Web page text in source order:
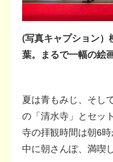
(写真キャプション
葉。まるで一幅の絵
夏は青もみじ、そし
の「清水寺」とセッ
寺の拝観時間は朝6
中に朝さんぽ、満喫